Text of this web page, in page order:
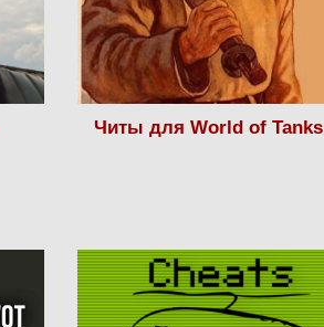
Читы для World of Tanks